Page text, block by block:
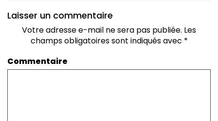
Laisser un commentaire
Votre adresse e-mail ne sera pas publiée. Les
champs obligatoires sont indiqués avec *
Commentaire